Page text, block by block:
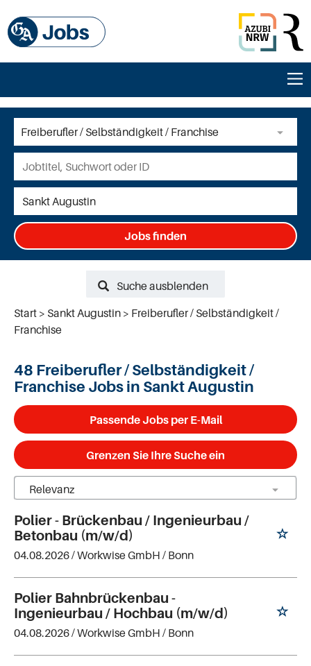
Jobs finden
Suche ausblenden
Start
Sankt Augustin
Freiberufler / Selbständigkeit /
Franchise
48 Freiberufler / Selbständigkeit /
Franchise Jobs in Sankt Augustin
Passende Jobs per E-Mail
Grenzen Sie Ihre Suche ein
Polier - Brückenbau / Ingenieurbau /
Betonbau (m/w/d)
04.08.2026 /Workwise GmbH / Bonn
Polier Bahnbrückenbau -
Ingenieurbau / Hochbau (m/w/d)
04.08.2026 /Workwise GmbH / Bonn